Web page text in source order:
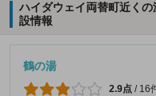
ハイダウェイ両替町近く
設情報
鶴の湯
2.9点 / 16